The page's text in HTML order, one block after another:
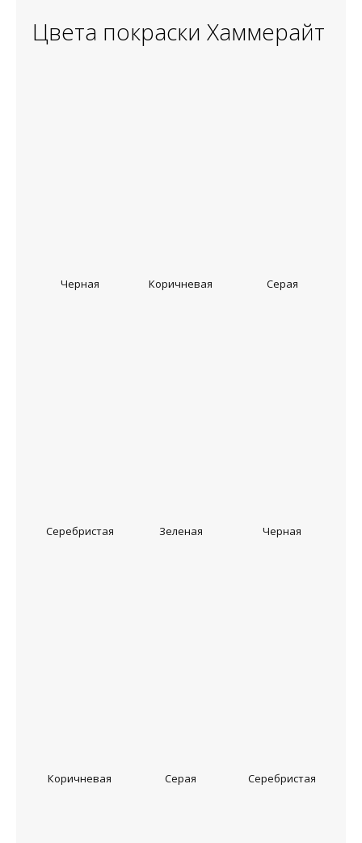
Цвета покраски Хаммерайт
Черная Коричневая Серая
Серебристая Зеленая Черная
Коричневая Серая Серебристая